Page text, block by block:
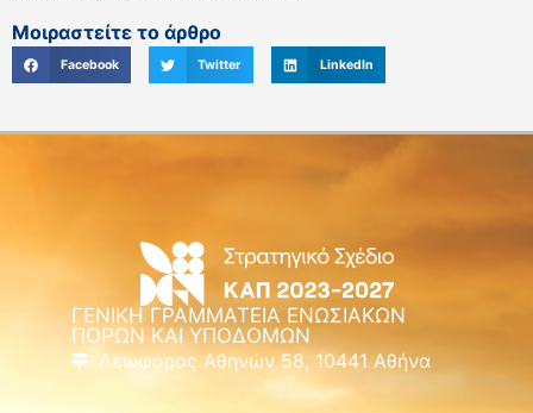
Μοιραστείτε το άρθρο
Facebook Twitter LinkedIn
ΓΕΝΙΚΗ ΓΡΑΜΜΑΤΕΙΑ ΕΝΩΣΙΑΚΩΝ
ΠΟΡΩΝ ΚΑΙ ΥΠΟΔΟΜΩΝ
Λεωφόρος Αθηνών 58, 10441 Αθήνα